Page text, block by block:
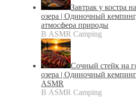
Завтрак у костра
озера | Одиночный
атмосфера природы
В ASMR Camping
Сочный стейк на
озера | Одиночный
ASMR
В ASMR Camping